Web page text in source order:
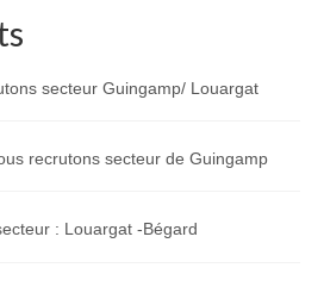
secteur Guingamp/ Louargat
recrutons secteur de Guingamp
: Louargat -Bégard